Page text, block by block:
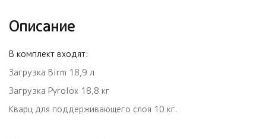
Описание
В комплект входят:
Загрузка Birm 18,9 л
Загрузка Pyrolox 18,8 кг
Кварц для поддерживающего слоя 10 кг.